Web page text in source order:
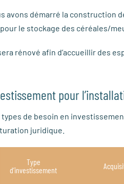
avons démarré la construction
le stockage des céréales/
rénové afin d’accueillir des
pour
de besoin en
juridique.
Type
d’investissement